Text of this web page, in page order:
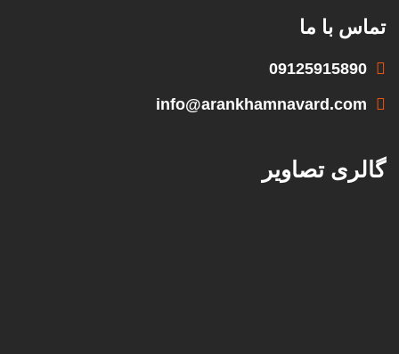
تماس با ما
09125915890
info@arankhamnavard.com
گالری تصاویر